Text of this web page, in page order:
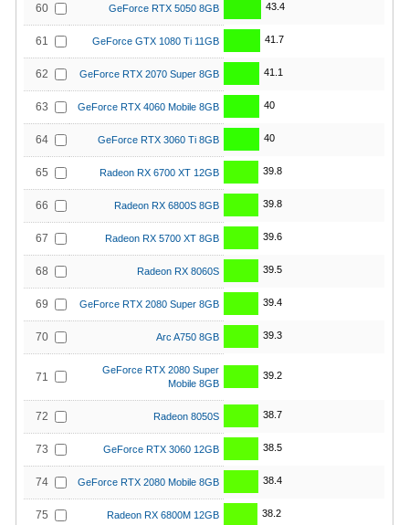
60 GeForce RTX 5050 8GB 43.4
61 GeForce GTX 1080 Ti 11GB 41.7
62 GeForce RTX 2070 Super 8GB 41.1
63 GeForce RTX 4060 Mobile 8GB 40
64 GeForce RTX 3060 Ti 8GB 40
65 Radeon RX 6700 XT 12GB 39.8
66 Radeon RX 6800S 8GB 39.8
67 Radeon RX 5700 XT 8GB 39.6
68 Radeon RX 8060S 39.5
69 GeForce RTX 2080 Super 8GB 39.4
70 Arc A750 8GB 39.3
71
GeForce RTX 2080 Super
Mobile 8GB
39.2
72 Radeon 8050S 38.7
73 GeForce RTX 3060 12GB 38.5
74 GeForce RTX 2080 Mobile 8GB 38.4
75 Radeon RX 6800M 12GB 38.2